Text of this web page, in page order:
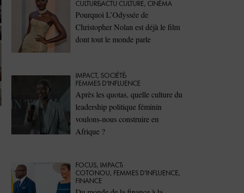
CULTUREACTU CULTURE, CINÉMA
Pourquoi L’Odyssée de
Christopher Nolan est déjà le film
dont tout le monde parle
IMPACT , SOCIÉTÉ
FEMMES D'INFLUENCE
Après les quotas, quelle culture du
leadership politique féminin
voulons-nous construire en
Afrique ?
FOCUS, IMPACT
COTONOU, FEMMES D'INFLUENCE,
FINANCE